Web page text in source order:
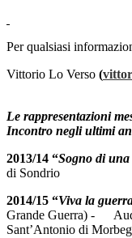
Per qualsiasi
Vittorio Lo Verso (
Le rappresentazioni
Incontro negli ultimi
2013/14 “Sogno di una
di Sondrio
2014/15 “Viva la
Grande Guerra) -
Sant’Antonio di